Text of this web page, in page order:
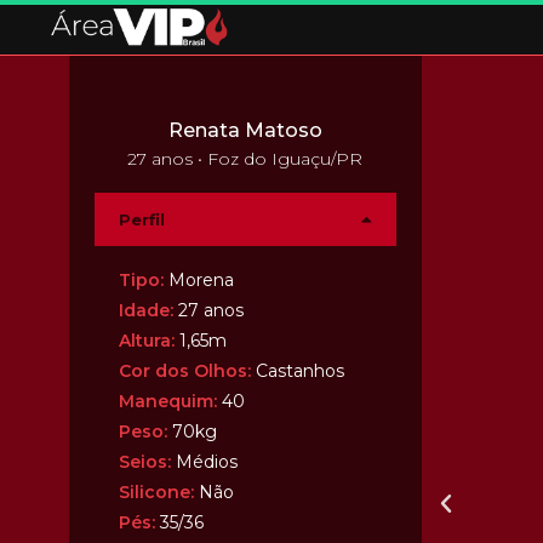
Renata Matoso
27 anos • Foz do Iguaçu/PR
Perfil
Tipo: Morena
Idade: 27 anos
Altura: 1,65m
Cor dos Olhos: Castanhos
Manequim: 40
Peso: 70kg
Seios: Médios
Silicone: Não
Pés:35/36